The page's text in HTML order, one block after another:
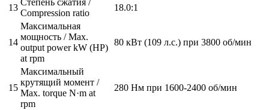
13
Степень сжатия /
Compression ratio
18.0:1
14
Максимальная
мощность / Max.
output power kW (HP)
at rpm
80 кВт (109 л.с.) при 3800 об/мин
15
Максимальный
крутящий момент /
Max. torque N·m at
rpm
280 Нм при 1600-2400 об/мин